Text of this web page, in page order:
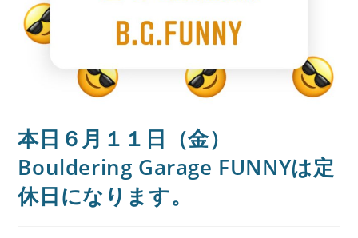
本日６月１１日（金）
Bouldering Garage FUNNYは定
休日になります。